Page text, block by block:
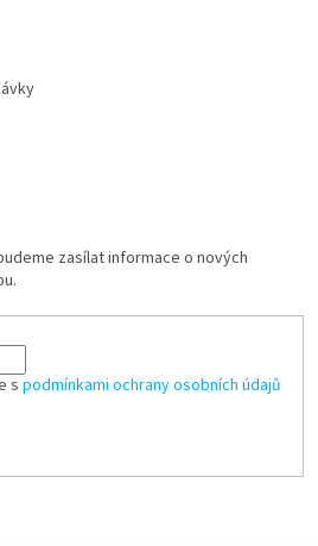
zasílat informace o nových
s podmínkami ochrany osobních údajů